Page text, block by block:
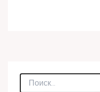
П